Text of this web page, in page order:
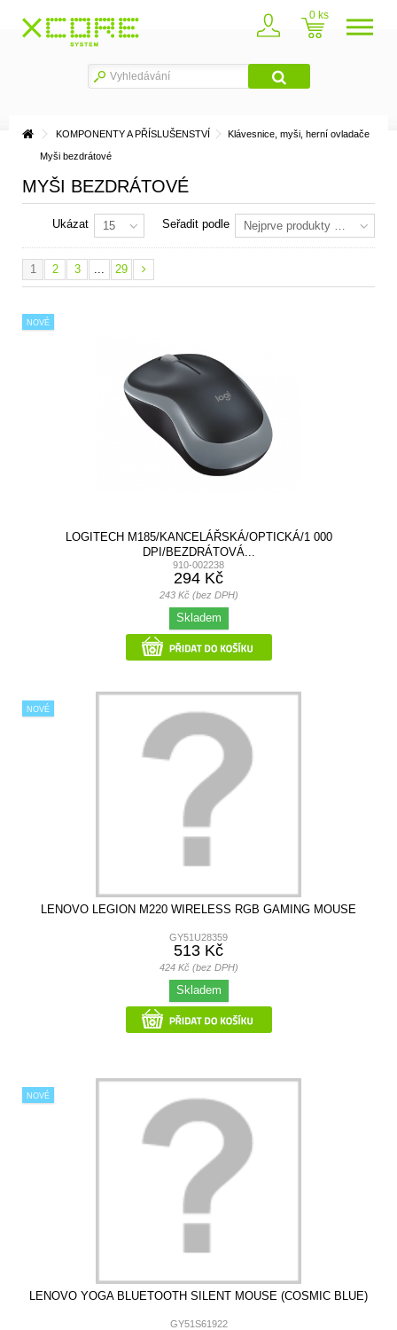
0
KOMPONENTY A PŘÍSLUŠENSTVÍ Klávesnice, myši, herní ovladače
Myši bezdrátové
MYŠI BEZDRÁTOVÉ
Seřadit podle Nejprve produkty skladem
Ukázat 15
1 2 3 ... 29
NOVÉ
LOGITECH M185/KANCELÁŘSKÁ/OPTICKÁ/1 000
DPI/BEZDRÁTOVÁ...
910-002238
294 Kč
243 Kč (bez DPH)
Skladem
NOVÉ
LENOVO LEGION M220 WIRELESS RGB GAMING MOUSE
GY51U28359
513 Kč
424 Kč (bez DPH)
Skladem
NOVÉ
LENOVO YOGA BLUETOOTH SILENT MOUSE (COSMIC BLUE)
GY51S61922